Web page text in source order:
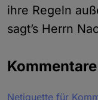
ihre Regeln
sagt’s Herrn
Kommentare
Netiquette für